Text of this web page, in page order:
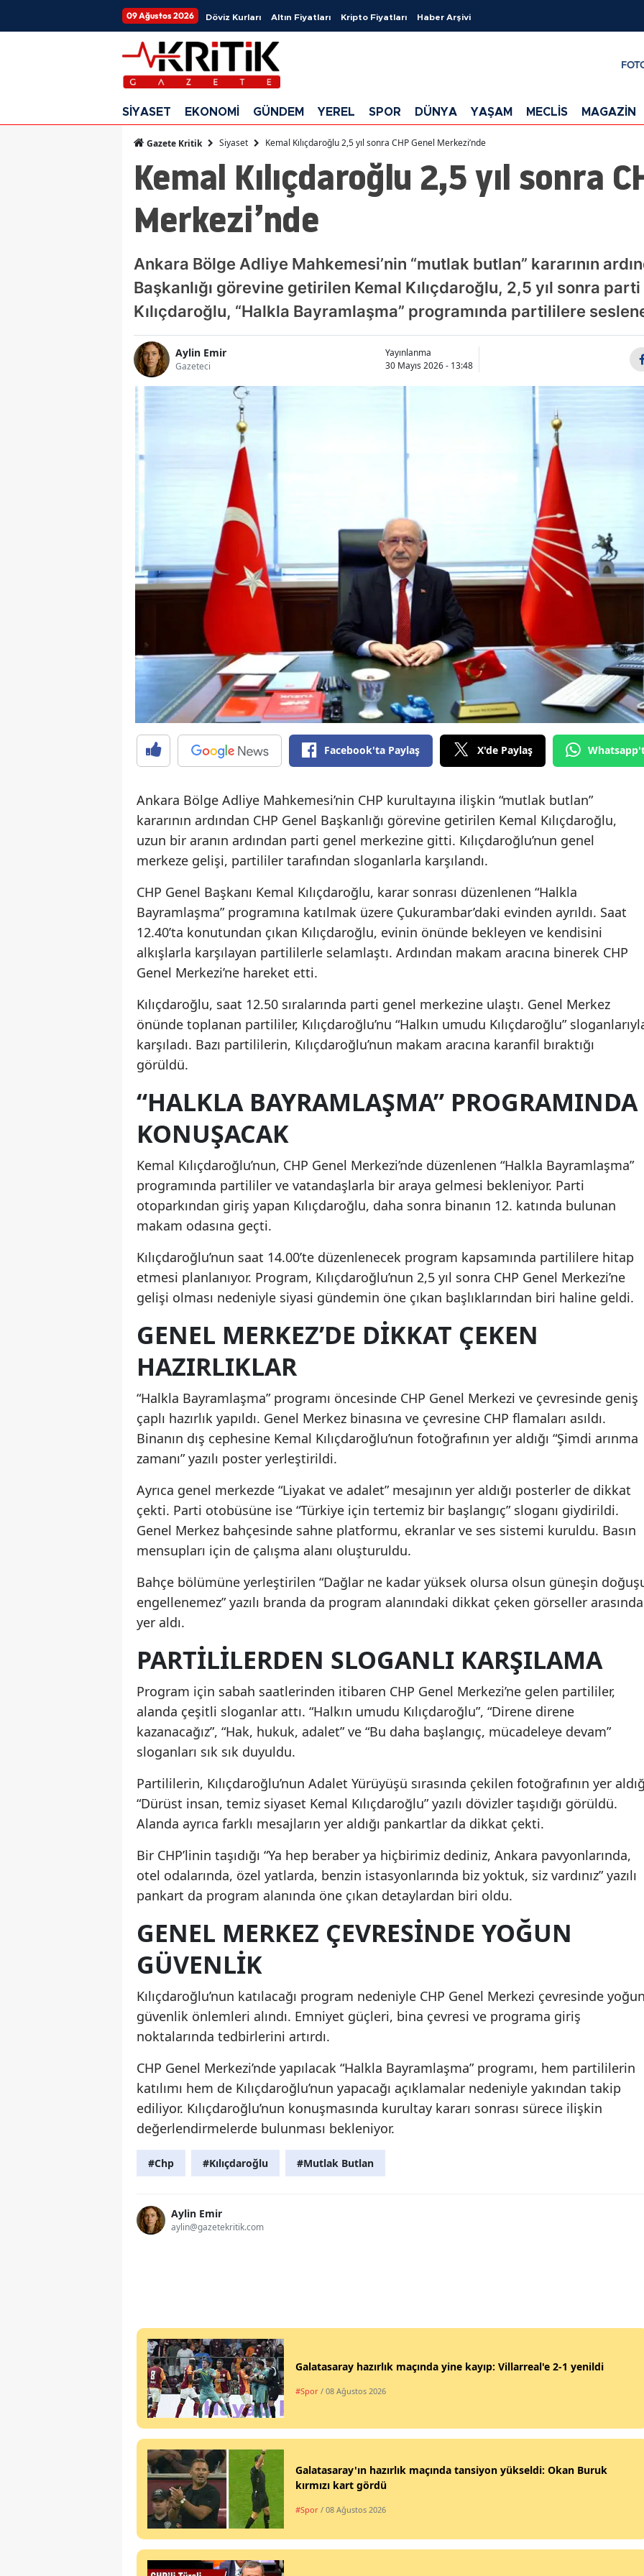
09 Ağustos 2026 Döviz Kurları Altın Fiyatları Kripto Fiyatları Haber Arşivi
SİYASET EKONOMİ GÜNDEM YEREL SPOR DÜNYA YAŞAM MECLİS MAGAZİN
Gazete Kritik Siyaset Kemal Kılıçdaroğlu 2,5 yıl sonra CHP Genel Merkezi’nde
Kemal Kılıçdaroğlu 2,5 yıl sonra
Merkezi’nde
Ankara Bölge Adliye Mahkemesi’nin “mutlak butlan” kararının
Başkanlığı görevine getirilen Kemal Kılıçdaroğlu, 2,5 yıl sonra
Kılıçdaroğlu, “Halkla Bayramlaşma” programında partililere
Aylin Emir
Gazeteci
Yayınlanma
30 Mayıs 2026 - 13:48
Facebook'ta Paylaş X'de Paylaş
Ankara Bölge Adliye Mahkemesi’nin CHP kurultayına ilişkin “mutlak butlan”
kararının ardından CHP Genel Başkanlığı görevine getirilen Kemal Kılıçdaroğlu,
uzun bir aranın ardından parti genel merkezine gitti. Kılıçdaroğlu’nun genel
merkeze gelişi, partililer tarafından sloganlarla karşılandı.
CHP Genel Başkanı Kemal Kılıçdaroğlu, karar sonrası düzenlenen “Halkla
Bayramlaşma” programına katılmak üzere Çukurambar’daki evinden ayrıldı. Saat
12.40’ta konutundan çıkan Kılıçdaroğlu, evinin önünde bekleyen ve kendisini
alkışlarla karşılayan partililerle selamlaştı. Ardından makam aracına binerek CHP
Genel Merkezi’ne hareket etti.
Kılıçdaroğlu, saat 12.50 sıralarında parti genel merkezine ulaştı. Genel Merkez
önünde toplanan partililer, Kılıçdaroğlu’nu “Halkın umudu Kılıçdaroğlu”
karşıladı. Bazı partililerin, Kılıçdaroğlu’nun makam aracına karanfil bıraktığı
görüldü.
“HALKLA BAYRAMLAŞMA” PROGRAMINDA
KONUŞACAK
Kemal Kılıçdaroğlu’nun, CHP Genel Merkezi’nde düzenlenen “Halkla Bayramlaşma”
programında partililer ve vatandaşlarla bir araya gelmesi bekleniyor. Parti
otoparkından giriş yapan Kılıçdaroğlu, daha sonra binanın 12. katında bulunan
makam odasına geçti.
Kılıçdaroğlu’nun saat 14.00’te düzenlenecek program kapsamında partililere hitap
etmesi planlanıyor. Program, Kılıçdaroğlu’nun 2,5 yıl sonra CHP Genel Merkezi’ne
gelişi olması nedeniyle siyasi gündemin öne çıkan başlıklarından biri haline geldi.
GENEL MERKEZ’DE DIKKAT ÇEKEN
HAZIRLIKLAR
“Halkla Bayramlaşma” programı öncesinde CHP Genel Merkezi ve çevresinde geniş
çaplı hazırlık yapıldı. Genel Merkez binasına ve çevresine CHP flamaları asıldı.
Binanın dış cephesine Kemal Kılıçdaroğlu’nun fotoğrafının yer aldığı “Şimdi arınma
zamanı” yazılı poster yerleştirildi.
Ayrıca genel merkezde “Liyakat ve adalet” mesajının yer aldığı posterler de dikkat
çekti. Parti otobüsüne ise “Türkiye için tertemiz bir başlangıç” sloganı giydirildi.
Genel Merkez bahçesinde sahne platformu, ekranlar ve ses sistemi kuruldu. Basın
mensupları için de çalışma alanı oluşturuldu.
Bahçe bölümüne yerleştirilen “Dağlar ne kadar yüksek olursa olsun güneşin
engellenemez” yazılı branda da program alanındaki dikkat çeken görseller arasında
yer aldı.
PARTILILERDEN SLOGANLI KARŞILAMA
Program için sabah saatlerinden itibaren CHP Genel Merkezi’ne gelen partililer,
alanda çeşitli sloganlar attı. “Halkın umudu Kılıçdaroğlu”, “Direne direne
kazanacağız”, “Hak, hukuk, adalet” ve “Bu daha başlangıç, mücadeleye devam”
sloganları sık sık duyuldu.
Partililerin, Kılıçdaroğlu’nun Adalet Yürüyüşü sırasında çekilen fotoğrafının yer
“Dürüst insan, temiz siyaset Kemal Kılıçdaroğlu” yazılı dövizler taşıdığı görüldü.
Alanda ayrıca farklı mesajların yer aldığı pankartlar da dikkat çekti.
Bir CHP’linin taşıdığı “Ya hep beraber ya hiçbirimiz dediniz, Ankara pavyonlarında,
otel odalarında, özel yatlarda, benzin istasyonlarında biz yoktuk, siz vardınız” yazılı
pankart da program alanında öne çıkan detaylardan biri oldu.
GENEL MERKEZ ÇEVRESINDE YOĞUN
GÜVENLIK
Kılıçdaroğlu’nun katılacağı program nedeniyle CHP Genel Merkezi çevresinde
güvenlik önlemleri alındı. Emniyet güçleri, bina çevresi ve programa giriş
noktalarında tedbirlerini artırdı.
CHP Genel Merkezi’nde yapılacak “Halkla Bayramlaşma” programı, hem partililerin
katılımı hem de Kılıçdaroğlu’nun yapacağı açıklamalar nedeniyle yakından takip
ediliyor. Kılıçdaroğlu’nun konuşmasında kurultay kararı sonrası sürece ilişkin
değerlendirmelerde bulunması bekleniyor.
#Chp #Kılıçdaroğlu #Mutlak Butlan
Aylin Emir
aylin@gazetekritik.com
Galatasaray hazırlık maçında yine kayıp: Villarreal'e 2-1 yenildi
#Spor / 08 Ağustos 2026
Galatasaray'ın hazırlık maçında tansiyon yükseldi: Okan Buruk
kırmızı kart gördü
#Spor / 08 Ağustos 2026